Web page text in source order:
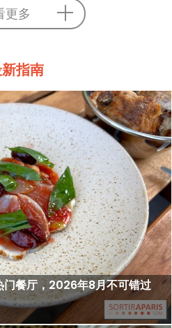
更多
指南
门餐厅，2026年8月不可错过